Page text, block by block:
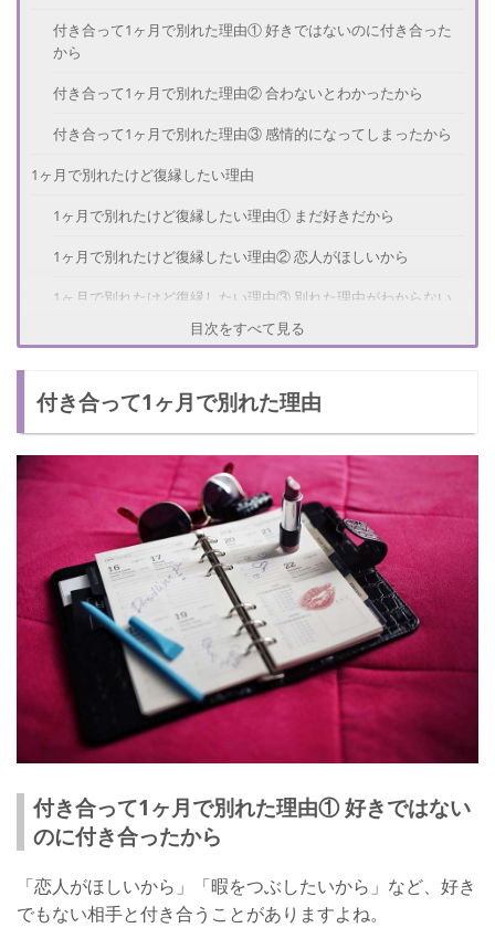
付き合って1ヶ月で別れた理由① 好きではないのに付き合った
から
付き合って1ヶ月で別れた理由② 合わないとわかったから
付き合って1ヶ月で別れた理由③ 感情的になってしまったから
1ヶ月で別れたけど復縁したい理由
1ヶ月で別れたけど復縁したい理由① まだ好きだから
1ヶ月で別れたけど復縁したい理由② 恋人がほしいから
1ヶ月で別れたけど復縁したい理由③ 別れた理由がわからない
復縁する方法① 別れた原因を改善する
復縁する方法② 2人でよく話し合う
復縁する方法③「復縁したい」とアピールする
付き合って1ヶ月で別れた…復縁の注意点
相手に遊ばれている可能性がある
また別れる可能性がある
同じことを繰り返さないように気をつけましょう！
目次をすべて見る
付き合って1ヶ月で別れた理由
付き合って1ヶ月で別れた理由① 好きではない
のに付き合ったから
「恋人がほしいから」「暇をつぶしたいから」など、好き
でもない相手と付き合うことがありますよね。